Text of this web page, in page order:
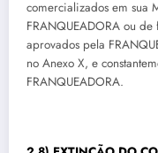
comercializados em sua
FRANQUEADORA ou
aprovados pela
no Anexo X, e
FRANQUEADORA.